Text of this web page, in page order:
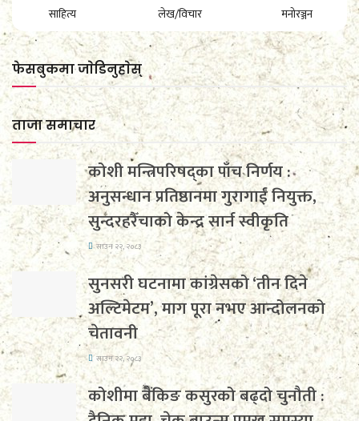
साहित्य लेख/विचार मनोरञ्जन
फेसबुकमा जाेडिनुहाेस्
ताजा समाचार
कोशी मन्त्रिपरिषद्का पाँच निर्णय :
अनुसन्धान प्रतिष्ठानमा गुरागाईं नियुक्त,
सुन्दरहरैँचाको केन्द्र सार्न स्वीकृति
साउन २२, २०८३
सुनसरी घटनामा कांग्रेसको ‘तीन दिने
अल्टिमेटम’, माग पूरा नभए आन्दोलनको
चेतावनी
साउन २२, २०८३
कोशीमा बैंकिङ कसुरको बढ्दो चुनौती :